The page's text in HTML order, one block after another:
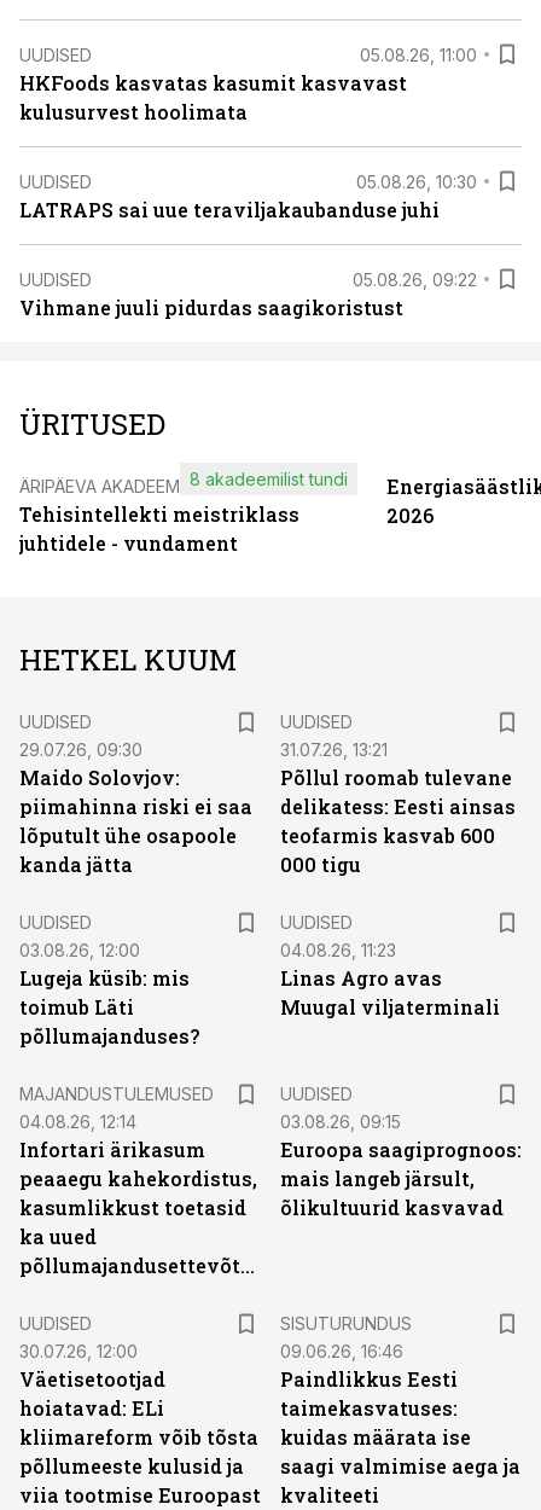
UUDISED 05.08.26, 11:00
HKFoods kasvatas kasumit kasvavast
kulusurvest hoolimata
UUDISED 05.08.26, 10:30
LATRAPS sai uue teraviljakaubanduse juhi
UUDISED 05.08.26, 09:22
Vihmane juuli pidurdas saagikoristust
ÜRITUSED
ÄRIPÄEVA AKADEEMIA
Tehisintellekti meistriklass
juhtidele - vundament
8 akadeemilist tundi
2026
HETKEL KUUM
UUDISED
29.07.26, 09:30
Maido Solovjov:
piimahinna riski ei saa
lõputult ühe osapoole
kanda jätta
UUDISED
31.07.26, 13:21
Põllul roomab tulevane
delikatess: Eesti ainsas
teofarmis kasvab 600
000 tigu
UUDISED
03.08.26, 12:00
Lugeja küsib: mis
toimub Läti
põllumajanduses?
UUDISED
04.08.26, 11:23
Linas Agro avas
Muugal viljaterminali
MAJANDUSTULEMUSED
04.08.26, 12:14
Infortari ärikasum
peaaegu kahekordistus,
kasumlikkust toetasid
ka uued
põllumajandusettevõtted
UUDISED
03.08.26, 09:15
Euroopa saagiprognoos:
mais langeb järsult,
õlikultuurid kasvavad
UUDISED
30.07.26, 12:00
Väetisetootjad
hoiatavad: ELi
kliimareform võib tõsta
põllumeeste kulusid ja
viia tootmise Euroopast
SISUTURUNDUS
09.06.26, 16:46
Paindlikkus Eesti
taimekasvatuses:
kuidas määrata ise
saagi valmimise aega ja
kvaliteeti